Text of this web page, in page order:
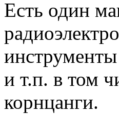
Есть один
и т.п. в том
корнцанги.